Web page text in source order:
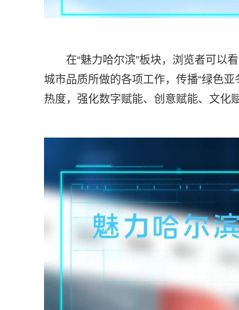
在“魅力哈尔滨”板块，浏览者可以
城市品质所做的各项工作，传播“绿色
热度，强化数字赋能、创意赋能、文化